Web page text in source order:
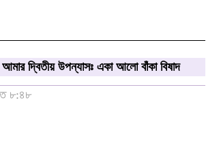
দ্বিতীয় উপন্যাসঃ একা আলো বাঁকা বিষাদ
৮:৪৮